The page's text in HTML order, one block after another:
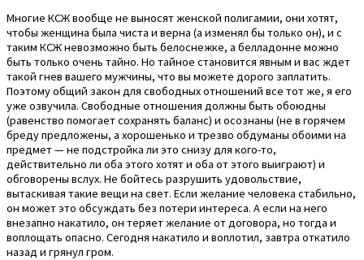
Многие КСЖ вообще не выносят женской полигамии, они хотят,
чтобы женщина была чиста и верна (а изменял бы только он), и с
таким КСЖ невозможно быть белоснежке, а белладонне можно
быть только очень тайно. Но тайное становится явным и вас ждет
такой гнев вашего мужчины, что вы можете дорого заплатить.
Поэтому общий закон для свободных отношений все тот же, я его
уже озвучила. Свободные отношения должны быть обоюдны
(равенство помогает сохранять баланс) и осознаны (не в горячем
бреду предложены, а хорошенько и трезво обдуманы обоими на
предмет — не подстройка ли это снизу для кого-то,
действительно ли оба этого хотят и оба от этого выиграют) и
обговорены вслух. Не бойтесь разрушить удовольствие,
вытаскивая такие вещи на свет. Если желание человека стабильно,
он может это обсуждать без потери интереса. А если на него
внезапно накатило, он теряет желание от договора, но тогда и
воплощать опасно. Сегодня накатило и воплотил, завтра откатило
назад и грянул гром.